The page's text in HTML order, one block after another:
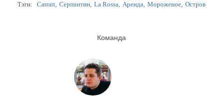
Тэги:
Carratt Cерпантин La Rossa Аренда Мороженое Остров
Команда